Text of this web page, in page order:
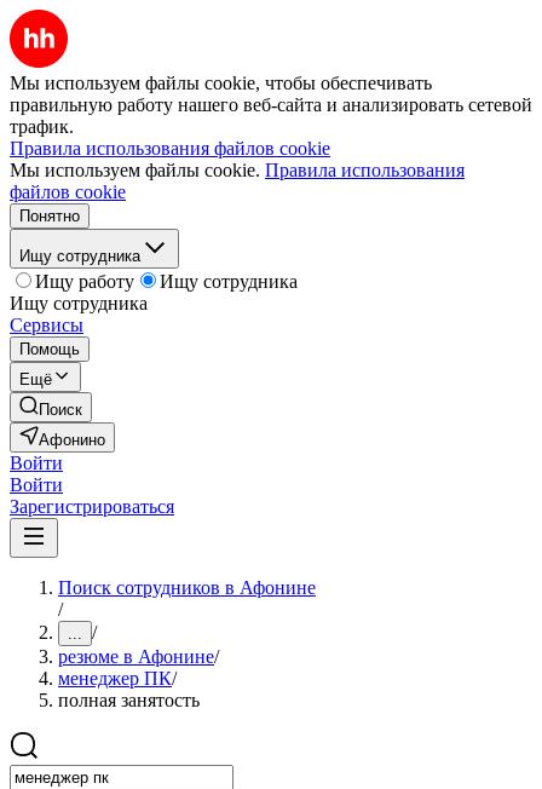
Мы используем файлы cookie, чтобы обеспечивать
правильную работу нашего веб-сайта и анализировать сетевой
трафик.
Правила использования файлов cookie
Мы используем файлы cookie. Правила использования
файлов cookie
Понятно
Ищу сотрудника
Ищу работу
Ищу сотрудника
Ищу сотрудника
Сервисы
Помощь
Ещё
Поиск
Афонино
Войти
Войти
Зарегистрироваться
Поиск сотрудников в Афонине
/
... /
резюме в Афонине/
менеджер ПК/
полная занятость